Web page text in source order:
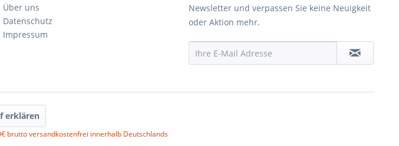
Über uns
Datenschutz
Impressum
Newsletter und verpassen Sie keine Neuigkeit
oder Aktion mehr.
erklären
brutto versandkostenfrei innerhalb Deutschlands